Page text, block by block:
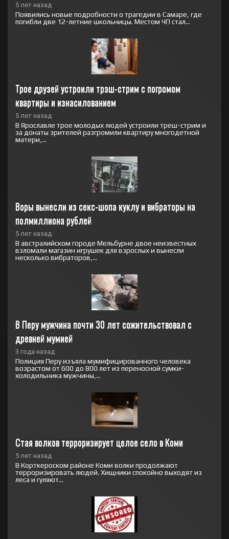
5 лет назад
Появились новые подробности о трагедии в Самаре, где
погибли две 12-летние школьницы. Местом ЧП стал...
Трое друзей устроили трэш-стрим с погромом
квартиры и изнасилованием
5 лет назад
В Ярославле трое молодых людей устроили треш-стрим и
за донаты зрителей разгромили квартиру многодетной
матери,...
Воры вынесли из секс-шопа куклу и вибраторы на
полмиллиона рублей
5 лет назад
В австралийском городе Мельбурне двое неизвестных
взломали магазин игрушек для взрослых и вынесли
несколько вибраторов,...
В Перу мужчина почти 30 лет сожительствовал с
древней мумией
3 года назад
Полиция Перу изъяла мумифицированного человека
возрастом от 600 до 800 лет из переносной сумки-
холодильника мужчины,...
Стая волков терроризирует целое село в Коми
5 лет назад
В Корткероском районе Коми волки продолжают
терроризировать людей. Хищники спокойно выходят из
леса и гуляют...